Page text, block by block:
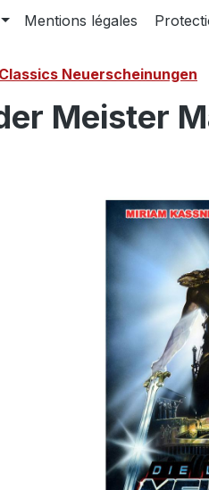
Mentions légales
Neuerscheinungen
Meister